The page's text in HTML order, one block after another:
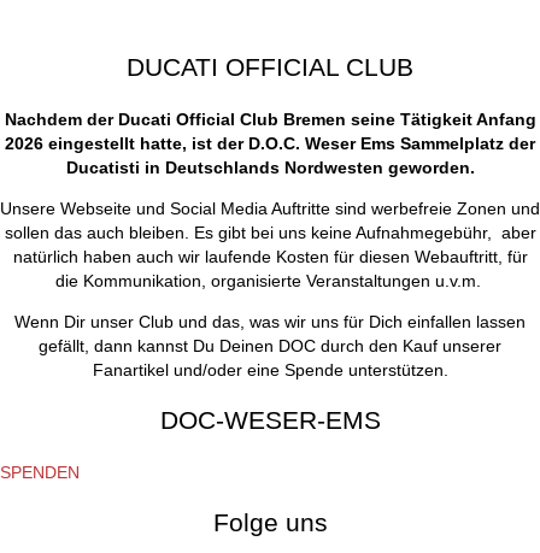
DUCATI OFFICIAL CLUB
Nachdem der Ducati Official Club Bremen seine Tätigkeit Anfang
2026 eingestellt hatte, ist der D.O.C. Weser Ems Sammelplatz der
Ducatisti in Deutschlands Nordwesten geworden.
Unsere Webseite und Social Media Auftritte sind werbefreie Zonen und
sollen das auch bleiben. Es gibt bei uns keine Aufnahmegebühr, aber
natürlich haben auch wir laufende Kosten für diesen Webauftritt, für
die Kommunikation, organisierte Veranstaltungen u.v.m.
Wenn Dir unser Club und das, was wir uns für Dich einfallen lassen
gefällt, dann kannst Du Deinen DOC durch den Kauf unserer
Fanartikel und/oder eine Spende unterstützen.
DOC-WESER-EMS
SPENDEN
Folge uns